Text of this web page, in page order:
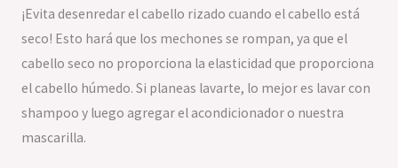
¡Evita desenredar el cabello rizado cuando el cabello está
seco! Esto hará que los mechones se rompan, ya que el
cabello seco no proporciona la elasticidad que proporciona
el cabello húmedo. Si planeas lavarte, lo mejor es lavar con
shampoo y luego agregar el acondicionador o nuestra
mascarilla.